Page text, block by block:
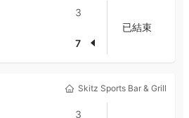
3
7
已結束
Skitz Sports Bar & Grill
3